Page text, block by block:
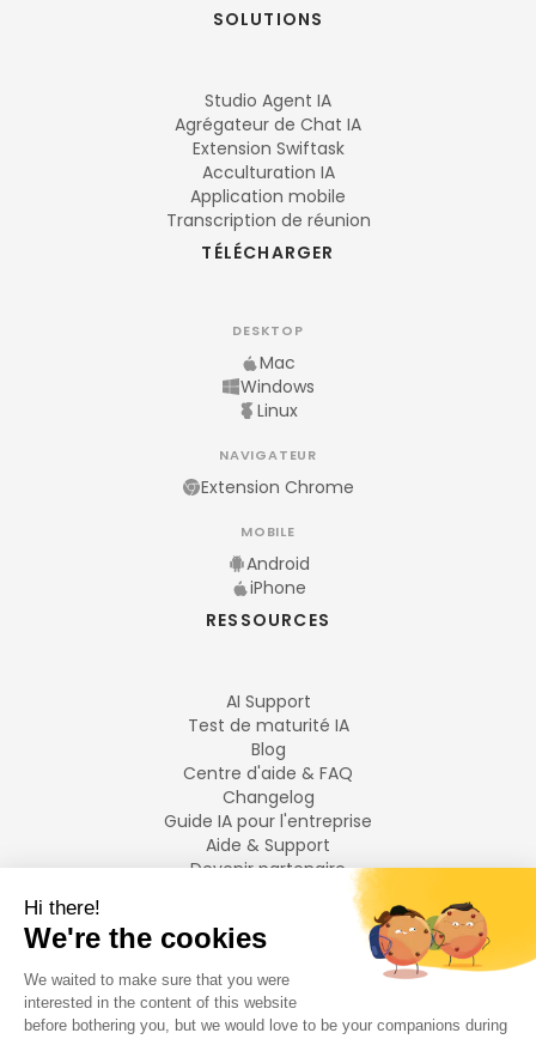
SOLUTIONS
Studio Agent IA
Agrégateur de Chat IA
Extension Swiftask
Acculturation IA
Application mobile
Transcription de réunion
TÉLÉCHARGER
DESKTOP
Mac
Windows
Linux
NAVIGATEUR
Extension Chrome
MOBILE
Android
iPhone
RESSOURCES
AI Support
Test de maturité IA
Blog
Centre d'aide & FAQ
Changelog
Guide IA pour l'entreprise
Aide & Support
Devenir partenaire
LANGUES
Français
English